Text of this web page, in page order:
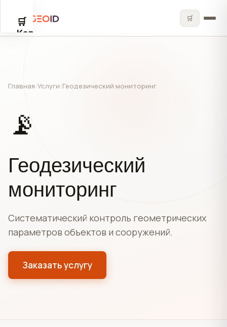
🛒
🛒
Корзина
🛒
Корзина
пуста
Главная/Услуги/Геодезический мониторинг
📡
Геодезический
мониторинг
Систематический контроль геометрических
параметров объектов и сооружений.
Заказать услугу